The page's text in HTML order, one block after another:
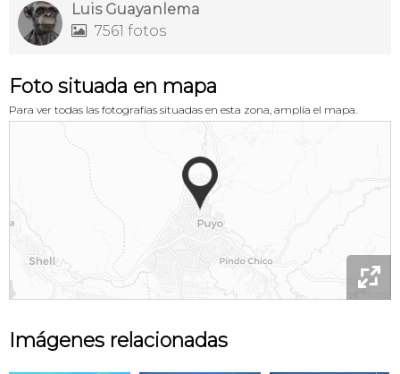
Luis Guayanlema
 7561 fotos
Foto situada en mapa
Para ver todas las fotografías situadas en esta zona, amplía el mapa.

Imágenes relacionadas